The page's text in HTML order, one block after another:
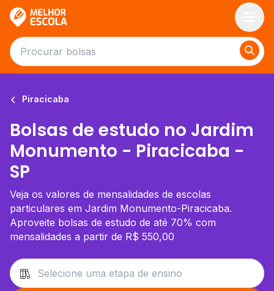
Piracicaba
Bolsas de estudo no Jardim
Monumento - Piracicaba -
SP
Veja os valores de mensalidades de escolas
particulares em Jardim Monumento-Piracicaba.
Aproveite bolsas de estudo de até 70% com
mensalidades a partir de R$ 550,00